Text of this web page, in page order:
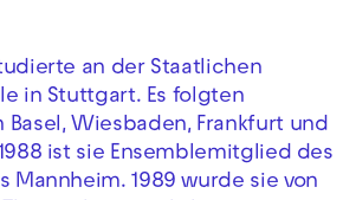
an der Staatlichen
in Stuttgart. Es folgten
Basel, Wiesbaden, Frankfurt und
ist sie Ensemblemitglied des
Mannheim. 1989 wurde sie von